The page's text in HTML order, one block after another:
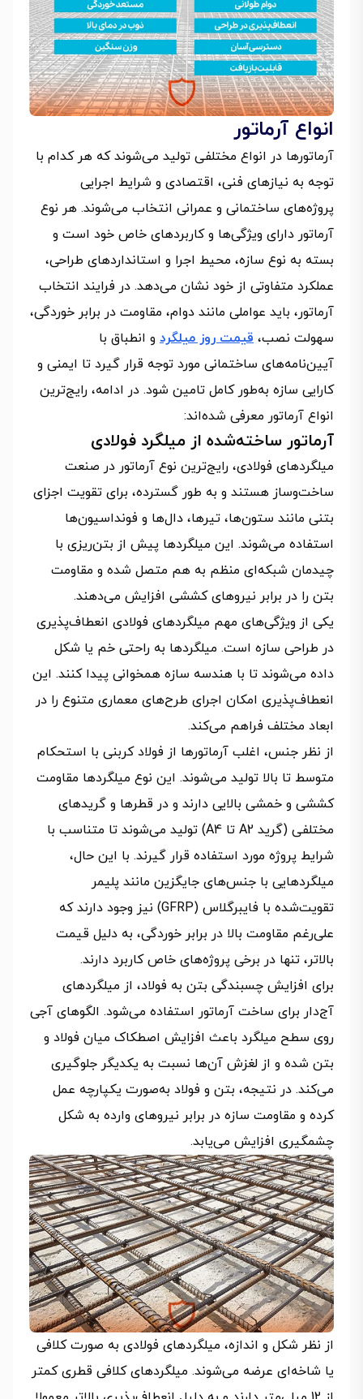
انواع آرماتور
آرماتورها در انواع مختلفی تولید می‌شوند که هر کدام با
توجه به نیازهای فنی، اقتصادی و شرایط اجرایی
پروژه‌های ساختمانی و عمرانی انتخاب می‌شوند. هر نوع
آرماتور دارای ویژگی‌ها و کاربردهای خاص خود است و
بسته به نوع سازه، محیط اجرا و استانداردهای طراحی،
عملکرد متفاوتی از خود نشان می‌دهد. در فرایند انتخاب
آرماتور، باید عواملی مانند دوام، مقاومت در برابر خوردگی،
سهولت نصب، قیمت روز میلگرد و انطباق با
آیین‌نامه‌های ساختمانی مورد توجه قرار گیرد تا ایمنی و
کارایی سازه به‌طور کامل تامین شود. در ادامه، رایج‌ترین
انواع آرماتور معرفی شده‌اند:
آرماتور ساخته‌شده از میلگرد فولادی
میلگردهای فولادی، رایج‌ترین نوع آرماتور در صنعت
ساخت‌وساز هستند و به طور گسترده، برای تقویت اجزای
بتنی مانند ستون‌ها، تیرها، دال‌ها و فونداسیون‌ها
استفاده می‌شوند. این میلگردها پیش از بتن‌ریزی با
چیدمان شبکه‌ای منظم به هم متصل شده و مقاومت
بتن را در برابر نیروهای کششی افزایش می‌دهند.
یکی از ویژگی‌های مهم میلگردهای فولادی انعطاف‌پذیری
در طراحی سازه است. میلگردها به راحتی خم یا شکل
داده می‌شوند تا با هندسه سازه همخوانی پیدا کنند. این
انعطاف‌پذیری امکان اجرای طرح‌های معماری متنوع را در
ابعاد مختلف فراهم می‌کند.
از نظر جنس، اغلب آرماتورها از فولاد کربنی با استحکام
متوسط تا بالا تولید می‌شوند. این نوع میلگردها مقاومت
کششی و خمشی بالایی دارند و در قطرها و گریدهای
مختلفی (گرید A2 تا A4) تولید می‌شوند تا متناسب با
شرایط پروژه مورد استفاده قرار گیرند. با این حال،
میلگردهایی با جنس‌های جایگزین مانند پلیمر
تقویت‌شده با فایبرگلاس (GFRP) نیز وجود دارند که
علی‌رغم مقاومت بالا در برابر خوردگی، به دلیل قیمت
بالاتر، تنها در برخی پروژه‌های خاص کاربرد دارند.
برای افزایش چسبندگی بتن به فولاد، از میلگردهای
آج‌دار برای ساخت آرماتور استفاده می‌شود. الگوهای آجی
روی سطح میلگرد باعث افزایش اصطکاک میان فولاد و
بتن شده و از لغزش آن‌ها نسبت به یکدیگر جلوگیری
می‌کند. در نتیجه، بتن و فولاد به‌صورت یکپارچه عمل
کرده و مقاومت سازه در برابر نیروهای وارده به شکل
چشمگیری افزایش می‌یابد.
از نظر شکل و اندازه، میلگردهای فولادی به صورت کلافی
یا شاخه‌ای عرضه می‌شوند. میلگردهای کلافی قطری کمتر